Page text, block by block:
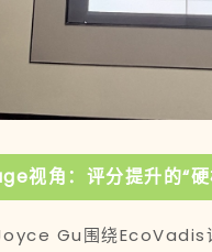
视角：评分提升的“硬
Gu围绕EcoVadis